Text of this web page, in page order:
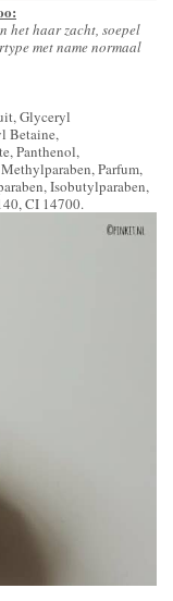
het haar zacht, soepel
met name normaal
Glyceryl
Betaine,
Panthenol,
Parfum,
Isobutylparaben,
CI 14700.